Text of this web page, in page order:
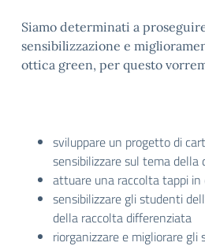
Siamo determinati a
sensibilizzazione e
ottica green, per questo
sviluppare un progetto di
sensibilizzare sul tema della
attuare una raccolta tappi in
sensibilizzare gli studenti
della raccolta differenziata
riorganizzare e migliorare gli